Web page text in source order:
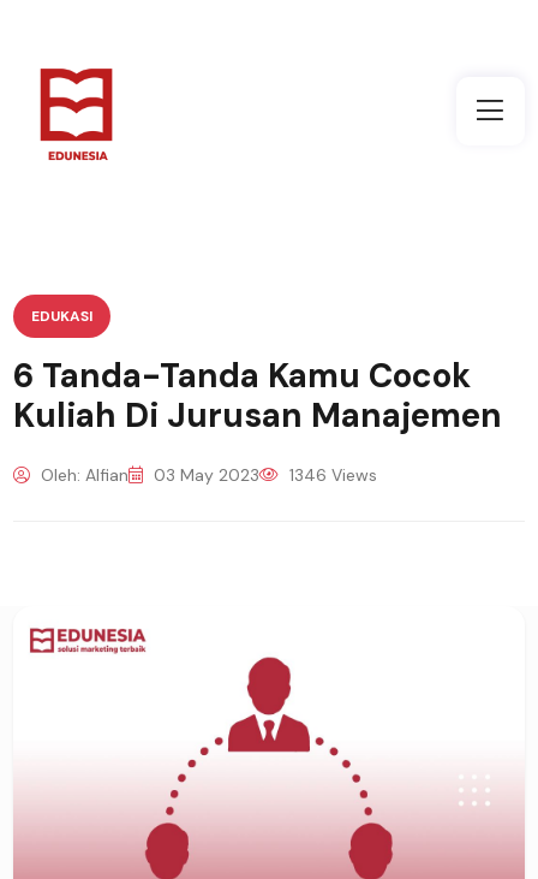
EDUKASI
6 Tanda-Tanda Kamu Cocok
Kuliah Di Jurusan Manajemen
Oleh: Alfian 03 May 2023 1346 Views